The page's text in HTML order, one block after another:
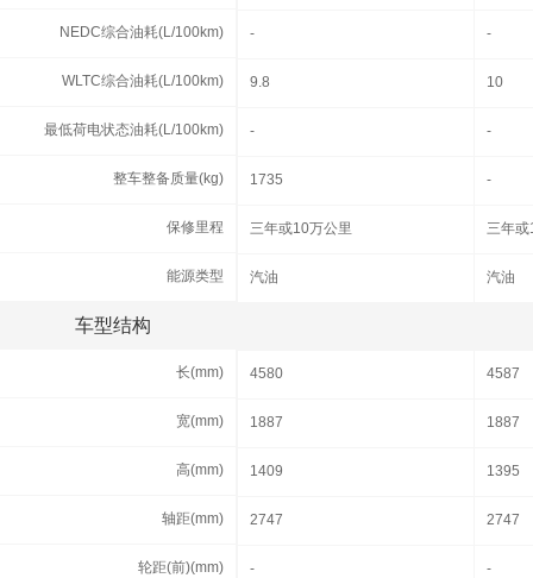
NEDC综合油耗(L/100km) - -
WLTC综合油耗(L/100km) 9.8 10
最低荷电状态油耗(L/100km) - -
整车整备质量(kg) 1735 -
保修里程 三年或10万公里 三年或
能源类型 汽油 汽油
车型结构
长(mm) 4580 4587
宽(mm) 1887 1887
高(mm) 1409 1395
轴距(mm) 2747 2747
轮距(前)(mm) - -
NEDC综合油耗(L/100km)
WLTC综合油耗(L/100km)
最低荷电状态油耗(L/100km)
整车整备质量(kg)
保修里程
能源类型
车型结构
长(mm)
宽(mm)
高(mm)
轴距(mm)
轮距(前)(mm)